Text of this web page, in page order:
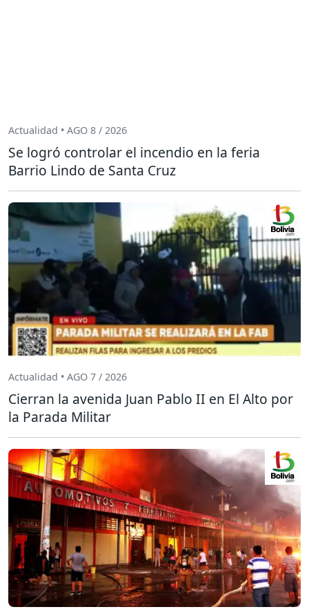
Actualidad • AGO 8 / 2026
Se logró controlar el incendio en la feria
Barrio Lindo de Santa Cruz
Actualidad • AGO 7 / 2026
Cierran la avenida Juan Pablo II en El Alto por
la Parada Militar